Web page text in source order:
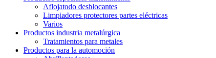
Aflojatodo desblocantes
Limpiadores protectores partes eléctricas
Varios
Productos industria metalúrgica
Tratamientos para metales
Productos para la automoción